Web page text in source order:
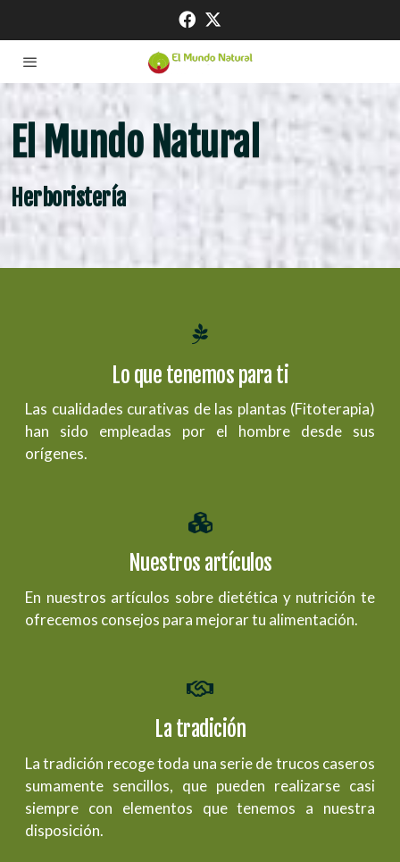
El Mundo Natural
Herboristería
Lo que tenemos para ti
Las cualidades curativas de las plantas (Fitoterapia)
han sido empleadas por el hombre desde sus
orígenes.
Nuestros artículos
En nuestros artículos sobre dietética y nutrición te
ofrecemos consejos para mejorar tu alimentación.
La tradición
La tradición recoge toda una serie de trucos caseros
sumamente sencillos, que pueden realizarse casi
siempre con elementos que tenemos a nuestra
disposición.